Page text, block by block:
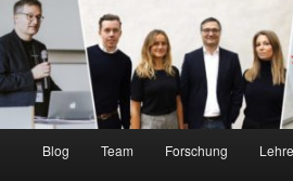
Blog Team Forschung Lehre